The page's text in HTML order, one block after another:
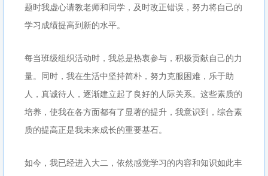
题时我虚心请教老师和同学，及时改正错误，努力将自己的
学习成绩提高到新的水平。
每当班级组织活动时，我总是热衷参与，积极贡献自己的力
量。同时，我在生活中坚持简朴，努力克服困难，乐于助
人，真诚待人，逐渐建立起了良好的人际关系。这些素质的
培养，使我在各方面都有了显著的提升，我意识到，综合素
质的提高正是我未来成长的重要基石。
如今，我已经进入大二，依然感觉学习的内容和知识如此丰